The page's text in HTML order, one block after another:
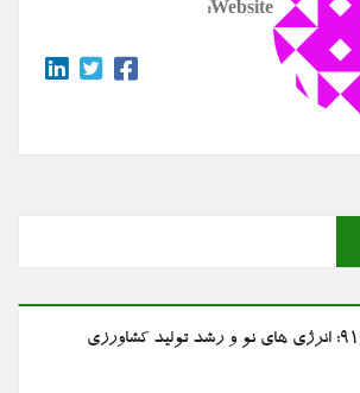
Website: